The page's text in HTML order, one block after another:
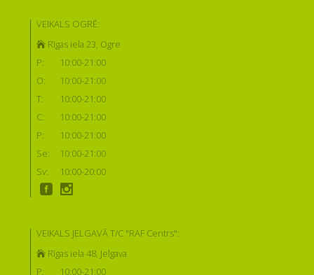
VEIKALS OGRĒ:
Rīgas iela 23, Ogre
P:
10:00-21:00
O:
10:00-21:00
T:
10:00-21:00
C:
10:00-21:00
P:
10:00-21:00
Se:
10:00-21:00
Sv:
10:00-20:00
VEIKALS JELGAVĀ T/C "RAF Centrs":
Rīgas iela 48, Jelgava
P:
10:00-21:00